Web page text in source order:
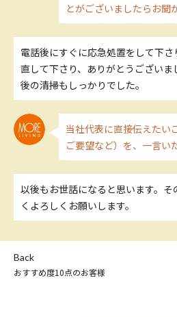
とがございましたらお聞
電話後にすぐに応急処置をして下さ
直して下さり、ありがとうございま
後の清掃もしっかりでした。
当社代表に直接伝えたい
ご要望など）を、一言い
以後もお世話になると思います。そ
くよろしくお願いします。
Back
おすすめ度10点のお客様